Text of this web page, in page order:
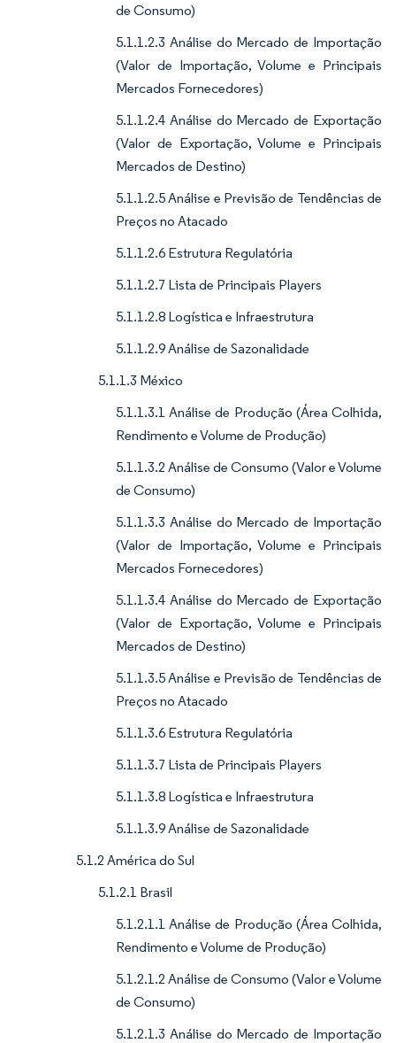
de Consumo)
5.1.1.2.3 Análise do Mercado de Importação
(Valor de Importação, Volume e Principais
Mercados Fornecedores)
5.1.1.2.4 Análise do Mercado de Exportação
(Valor de Exportação, Volume e Principais
Mercados de Destino)
5.1.1.2.5 Análise e Previsão de Tendências de
Preços no Atacado
5.1.1.2.6 Estrutura Regulatória
5.1.1.2.7 Lista de Principais Players
5.1.1.2.8 Logística e Infraestrutura
5.1.1.2.9 Análise de Sazonalidade
5.1.1.3 México
5.1.1.3.1 Análise de Produção (Área Colhida,
Rendimento e Volume de Produção)
5.1.1.3.2 Análise de Consumo (Valor e Volume
de Consumo)
5.1.1.3.3 Análise do Mercado de Importação
(Valor de Importação, Volume e Principais
Mercados Fornecedores)
5.1.1.3.4 Análise do Mercado de Exportação
(Valor de Exportação, Volume e Principais
Mercados de Destino)
5.1.1.3.5 Análise e Previsão de Tendências de
Preços no Atacado
5.1.1.3.6 Estrutura Regulatória
5.1.1.3.7 Lista de Principais Players
5.1.1.3.8 Logística e Infraestrutura
5.1.1.3.9 Análise de Sazonalidade
5.1.2 América do Sul
5.1.2.1 Brasil
5.1.2.1.1 Análise de Produção (Área Colhida,
Rendimento e Volume de Produção)
5.1.2.1.2 Análise de Consumo (Valor e Volume
de Consumo)
5.1.2.1.3 Análise do Mercado de Importação